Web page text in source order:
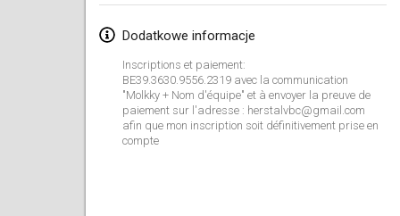
Dodatkowe informacje
Inscriptions et paiement:
BE39.3630.9556.2319 avec la communication
"Molkky + Nom d'équipe" et à envoyer la preuve de
paiement sur l'adresse : herstalvbc@gmail.com
afin que mon inscription soit définitivement prise en
compte
Kohti Kisoja
Yamagata Tournament
13 lut 2022|Japonia